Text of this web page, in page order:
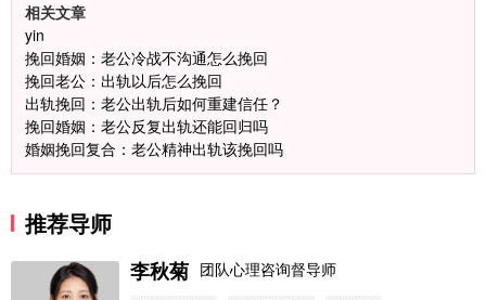
相关文章
yin
挽回婚姻：老公冷战不沟通怎么挽回
挽回老公：出轨以后怎么挽回
出轨挽回：老公出轨后如何重建信任？
挽回婚姻：老公反复出轨还能回归吗
婚姻挽回复合：老公精神出轨该挽回吗
推荐导师
李秋菊 团队心理咨询督导师
微信用户 怀拥倾城女 通过此页面咨询，已获得专属
情感方案
北京-朝阳 151****3189
微信用户 巧?媚儿 通过此页面咨询，已获得专属情感
方案
广东-广州 188****5632